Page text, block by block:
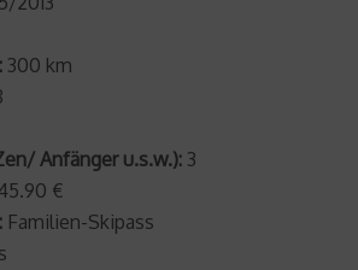
300 km
Anfänger u.s.w.): 3
€
Familien-Skipass